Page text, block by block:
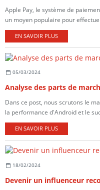
Apple Pay, le système de
un moyen populaire pour
EN SAVOIR PLUS
05/03/2024
Analyse des parts de
Dans ce post, nous scrutons le
la performance d'Android et le
EN SAVOIR PLUS
18/02/2024
Devenir un influenceur